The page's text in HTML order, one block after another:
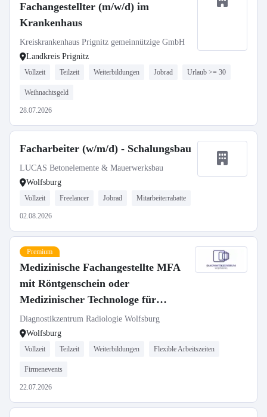
Fachangestellter (m/w/d) im
Krankenhaus
Kreiskrankenhaus Prignitz gemeinnützige GmbH
Landkreis Prignitz
Vollzeit Teilzeit Weiterbildungen Jobrad Urlaub >= 30
Weihnachtsgeld
28.07.2026
Facharbeiter (w/m/d) - Schalungsbau
LUCAS Betonelemente & Mauerwerksbau
Wolfsburg
Vollzeit Freelancer Jobrad Mitarbeiterrabatte
02.08.2026
Premium
Medizinische Fachangestellte MFA
mit Röntgenschein oder
Medizinischer Technologe für
Radiologie MTR (m/w/d)
Diagnostikzentrum Radiologie Wolfsburg
Wolfsburg
Vollzeit Teilzeit Weiterbildungen Flexible Arbeitszeiten
Firmenevents
22.07.2026